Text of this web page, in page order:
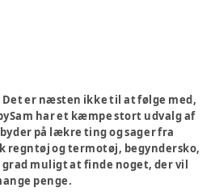
er næsten ikke til at følge med,
har et kæmpe stort udvalg af
på lækre ting og sager fra
regntøj og termotøj, begyndersko,
grad muligt at finde noget, der vil
penge.